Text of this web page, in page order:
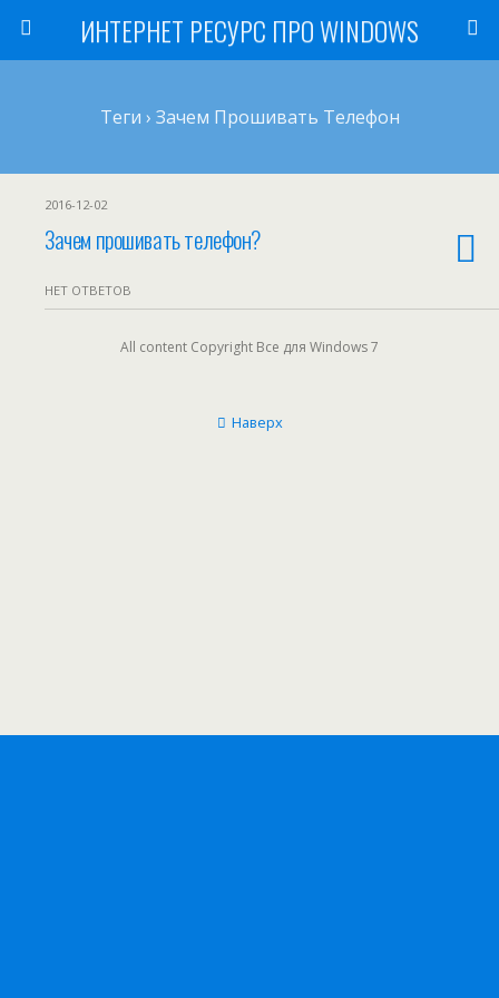
ИНТЕРНЕТ РЕСУРС ПРО WINDOWS
Теги › Зачем Прошивать Телефон
2016-12-02
Зачем прошивать телефон?
НЕТ ОТВЕТОВ
All content Copyright Все для Windows 7
Наверх